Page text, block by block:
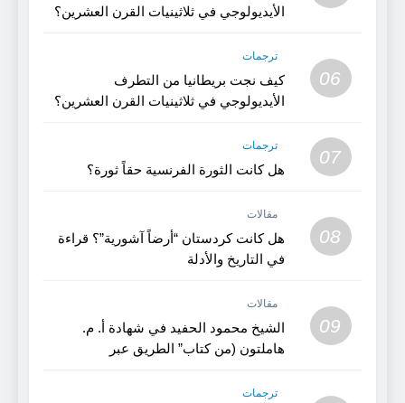
الأيديولوجي في ثلاثينيات القرن العشرين؟
06
ترجمات
كيف نجت بريطانيا من التطرف
الأيديولوجي في ثلاثينيات القرن العشرين؟
07
ترجمات
هل كانت الثورة الفرنسية حقاً ثورة؟
08
مقالات
هل كانت كردستان “أرضاً آشورية”؟ قراءة
في التاريخ والأدلة
09
مقالات
الشيخ محمود الحفيد في شهادة أ. م.
هاملتون (من كتاب” الطريق عبر
ترجمات